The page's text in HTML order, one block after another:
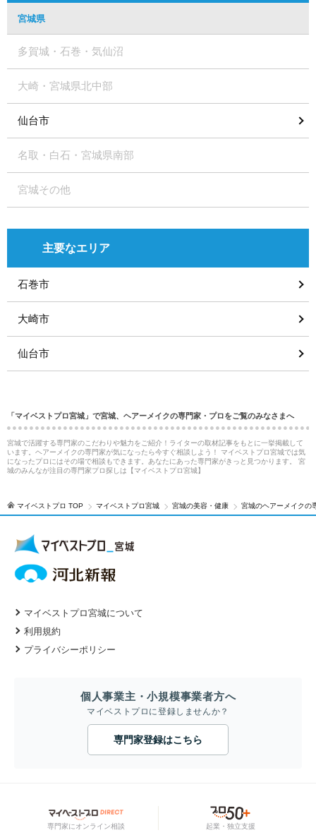
宮城県
多賀城・石巻・気仙沼
大崎・宮城県北中部
仙台市
名取・白石・宮城県南部
宮城その他
主要なエリア
石巻市
大崎市
仙台市
「マイベストプロ宮城」で宮城、ヘアーメイクの専門家・プロをご覧のみなさまへ
宮城で活躍する専門家のこだわりや魅力をご紹介！ライターの取材記事をもとに一挙掲載して
います。ヘアーメイクの専門家が気になったら今すぐ相談しよう！ マイベストプロ宮城では気
になったプロにはその場で相談もできます。あなたにあった専門家がきっと見つかります。 宮
城のみんなが注目の専門家プロ探しは【マイベストプロ宮城】
マイベストプロ TOP マイベストプロ宮城 宮城の美容・健康 宮城のヘアーメイクの
マイベストプロ宮城について
利用規約
プライバシーポリシー
個人事業主・小規模事業者方へ
マイベストプロに登録しませんか？
専門家登録はこちら
専門家にオンライン相談 起業・独立支援